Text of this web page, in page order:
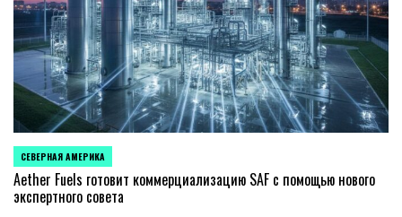
ОПУБЛИКОВАНО
В
СЕВЕРНАЯ АМЕРИКА
Aether Fuels готовит коммерциализацию SAF с помощью нового
экспертного совета